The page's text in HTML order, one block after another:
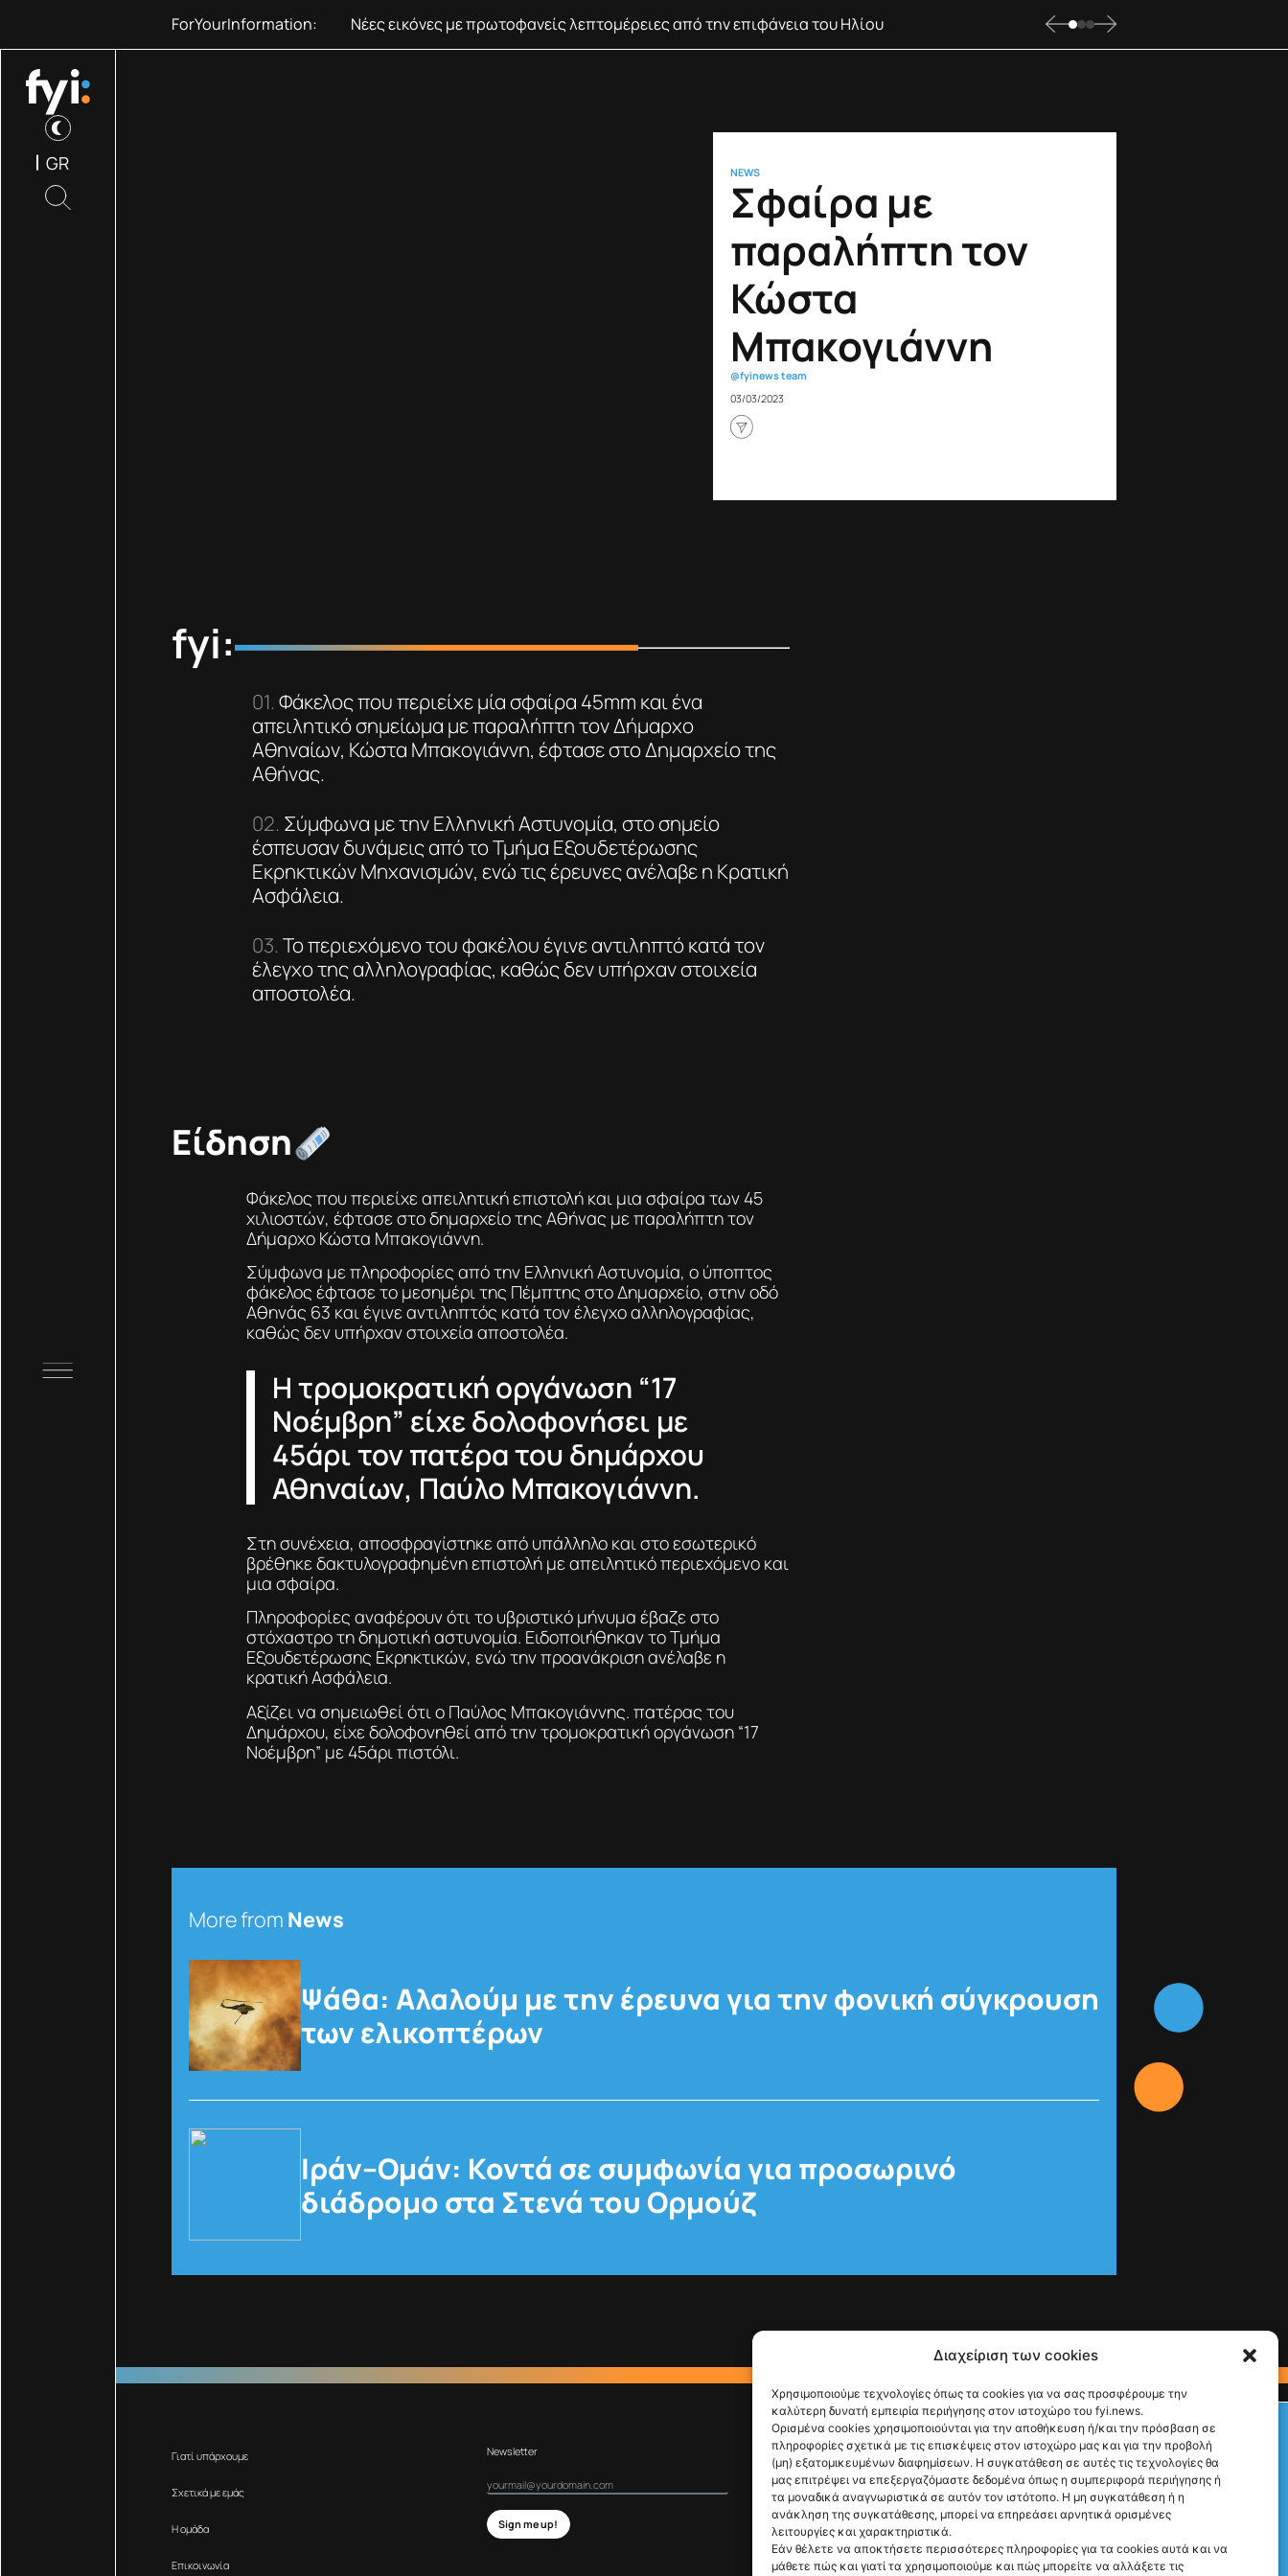
Διαχείριση των cookies
Χρησιμοποιούμε τεχνολογίες όπως τα cookies για να σας προσφέρουμε την
καλύτερη δυνατή εμπειρία περιήγησης στον ιστοχώρο του fyi.news.
Ορισμένα cookies χρησιμοποιούνται για την αποθήκευση ή/και την πρόσβαση σε
πληροφορίες σχετικά με τις επισκέψεις στον ιστοχώρο μας και για την προβολή
(μη) εξατομικευμένων διαφημίσεων. Η συγκατάθεση σε αυτές τις τεχνολογίες θα
μας επιτρέψει να επεξεργαζόμαστε δεδομένα όπως η συμπεριφορά περιήγησης ή
τα μοναδικά αναγνωριστικά σε αυτόν τον ιστότοπο. Η μη συγκατάθεση ή η
ανάκληση της συγκατάθεσης, μπορεί να επηρεάσει αρνητικά ορισμένες
λειτουργίες και χαρακτηριστικά.
Εάν θέλετε να αποκτήσετε περισσότερες πληροφορίες για τα cookies αυτά και να
μάθετε πώς και γιατί τα χρησιμοποιούμε και πώς μπορείτε να αλλάξετε τις
Check This!
GR
ForYourInformation: Νέες εικόνες με πρωτοφανείς λεπτομέρειες από την επιφάνεια του Ηλίου
NEWS
Σφαίρα με
παραλήπτη τον
Κώστα
Μπακογιάννη
@fyinews team
03/03/2023
fyi:
Φάκελος που περιείχε μία σφαίρα 45mm και ένα
απειλητικό σημείωμα με παραλήπτη τον Δήμαρχο
Αθηναίων, Κώστα Μπακογιάννη, έφτασε στο Δημαρχείο της
Αθήνας.
Σύμφωνα με την Ελληνική Αστυνομία, στο σημείο
έσπευσαν δυνάμεις από το Τμήμα Εξουδετέρωσης
Εκρηκτικών Μηχανισμών, ενώ τις έρευνες ανέλαβε η Κρατική
Ασφάλεια.
Το περιεχόμενο του φακέλου έγινε αντιληπτό κατά τον
έλεγχο της αλληλογραφίας, καθώς δεν υπήρχαν στοιχεία
αποστολέα.
Είδηση
Φάκελος που περιείχε απειλητική επιστολή και μια σφαίρα των 45
χιλιοστών, έφτασε στο δημαρχείο της Αθήνας με παραλήπτη τον
Δήμαρχο Κώστα Μπακογιάννη.
Σύμφωνα με πληροφορίες από την Ελληνική Αστυνομία, ο ύποπτος
φάκελος έφτασε το μεσημέρι της Πέμπτης στο Δημαρχείο, στην οδό
Αθηνάς 63 και έγινε αντιληπτός κατά τον έλεγχο αλληλογραφίας,
καθώς δεν υπήρχαν στοιχεία αποστολέα.
Η τρομοκρατική οργάνωση “17
Νοέμβρη” είχε δολοφονήσει με
45άρι τον πατέρα του δημάρχου
Αθηναίων, Παύλο Μπακογιάννη.
Στη συνέχεια, αποσφραγίστηκε από υπάλληλο και στο εσωτερικό
βρέθηκε δακτυλογραφημένη επιστολή με απειλητικό περιεχόμενο και
μια σφαίρα.
Πληροφορίες αναφέρουν ότι το υβριστικό μήνυμα έβαζε στο
στόχαστρο τη δημοτική αστυνομία. Ειδοποιήθηκαν το Τμήμα
Εξουδετέρωσης Εκρηκτικών, ενώ την προανάκριση ανέλαβε η
κρατική Ασφάλεια.
Αξίζει να σημειωθεί ότι ο Παύλος Μπακογιάννης. πατέρας του
Δημάρχου, είχε δολοφονηθεί από την τρομοκρατική οργάνωση “17
Νοέμβρη” με 45άρι πιστόλι.
More from News
Ψάθα: Αλαλούμ με την έρευνα για την φονική σύγκρουση
των ελικοπτέρων
Ιράν–Ομάν: Κοντά σε συμφωνία για προσωρινό
διάδρομο στα Στενά του Ορμούζ
Γιατί υπάρχουμε
Σχετικά με εμάς
Η ομάδα
Επικοινωνία
Newsletter
Sign me up!
Ακολούθησέ μας